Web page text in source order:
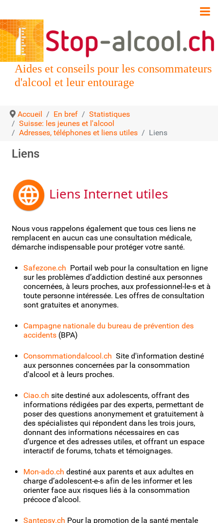
Aides et conseils pour les consommateurs
d'alcool et leur entourage
Accueil En bref
Statistiques
Suisse: les jeunes et l'alcool
Adresses, téléphones et liens utiles
Liens
Liens
Liens Internet utiles
Nous vous rappelons également que tous ces liens ne
remplacent en aucun cas une consultation médicale,
démarche indispensable pour protéger votre santé.
Safezone.ch Portail web pour la consultation en ligne
sur les problèmes d’addiction destiné aux personnes
concernées, à leurs proches, aux professionnel-le-s et à
toute personne intéressée. Les offres de consultation
sont gratuites et anonymes.
Campagne nationale du bureau de prévention des
accidents (BPA)
Consommationdalcool.ch Site d'information destiné
aux personnes concernées par la consommation
d'alcool et à leurs proches.
Ciao.ch site destiné aux adolescents, offrant des
informations rédigées par des experts, permettant de
poser des questions anonymement et gratuitement à
des spécialistes qui répondent dans les trois jours,
donnant des informations nécessaires en cas
d’urgence et des adresses utiles, et offrant un espace
interactif de forums, tchats et témoignages.
Mon-ado.ch destiné aux parents et aux adultes en
charge d’adolescent-e-s afin de les informer et les
orienter face aux risques liés à la consommation
précoce d’alcool.
Santepsy.ch Pour la promotion de la santé mentale